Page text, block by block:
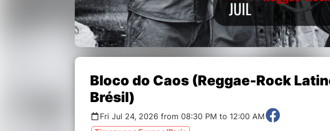
Bloco do Caos (Reggae-Rock
Brésil)
Fri Jul 24, 2026 from 08:30 PM to 12:00 AM